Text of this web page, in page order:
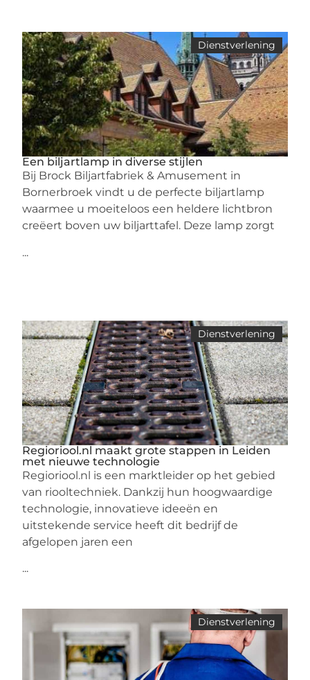
Dienstverlening
Een biljartlamp in diverse stijlen
Bij Brock Biljartfabriek & Amusement in
Bornerbroek vindt u de perfecte biljartlamp
waarmee u moeiteloos een heldere lichtbron
creëert boven uw biljarttafel. Deze lamp zorgt
...
Dienstverlening
Regioriool.nl maakt grote stappen in Leiden
met nieuwe technologie
Regioriool.nl is een marktleider op het gebied
van riooltechniek. Dankzij hun hoogwaardige
technologie, innovatieve ideeën en
uitstekende service heeft dit bedrijf de
afgelopen jaren een
...
Dienstverlening